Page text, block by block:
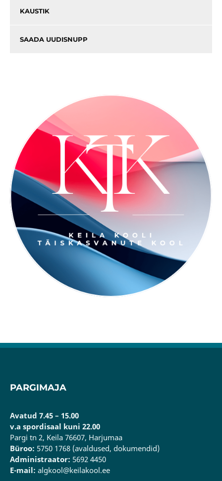
KAUSTIK
SAADA UUDISNUPP
PARGIMAJA
Avatud 7.45 – 15.00
v.a spordisaal kuni 22.00
Pargi tn 2, Keila 76607, Harjumaa
Büroo: 5750 1768 (avaldused, dokumendid)
Administraator: 5692 4450
E-mail: algkool@keilakool.ee